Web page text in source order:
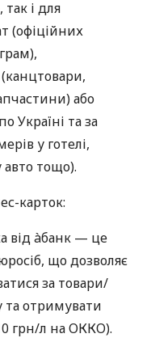
і для
(офіційних
або
Україні та за
у готелі,
авто тощо).
карток:
від àбанк — це
що дозволяє
за товари/
та отримувати
грн/л на ОККО).